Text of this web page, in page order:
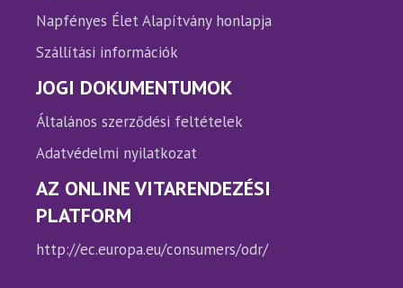
Napfényes Élet Alapítvány honlapja
Szállítási információk
JOGI DOKUMENTUMOK
Általános szerződési feltételek
Adatvédelmi nyilatkozat
AZ ONLINE VITARENDEZÉSI
PLATFORM
http://ec.europa.eu/consumers/odr/